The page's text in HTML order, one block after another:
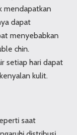
mendapatkan
dapat
menyebabkan
chin.
setiap hari dapat
kulit.
saat